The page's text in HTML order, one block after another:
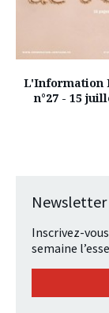
L'Information
n°27 - 15
Newsletter
Inscrivez-
semaine